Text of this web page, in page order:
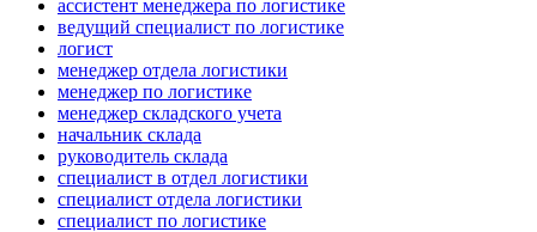
ассистент менеджера по логистике
ведущий специалист по логистике
логист
менеджер отдела логистики
менеджер по логистике
менеджер складского учета
начальник склада
руководитель склада
специалист в отдел логистики
специалист отдела логистики
специалист по логистике